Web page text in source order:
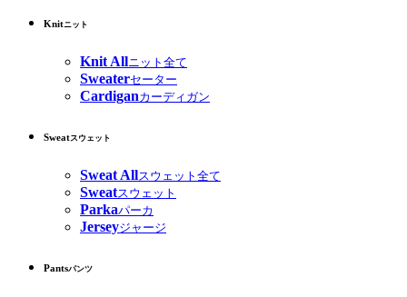
Knitニット
Knit Allニット全て
Sweaterセーター
Cardiganカーディガン
Sweatスウェット
Sweat Allスウェット全て
Sweatスウェット
Parkaパーカ
Jerseyジャージ
Pantsパンツ